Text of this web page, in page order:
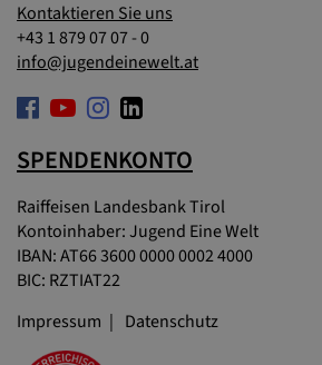
Kontaktieren Sie uns
+43 1 879 07 07 - 0
info@jugendeinewelt.at
SPENDENKONTO
Raiffeisen Landesbank Tirol
Kontoinhaber: Jugend Eine Welt
IBAN: AT66 3600 0000 0002 4000
BIC: RZTIAT22
Impressum
Datenschutz